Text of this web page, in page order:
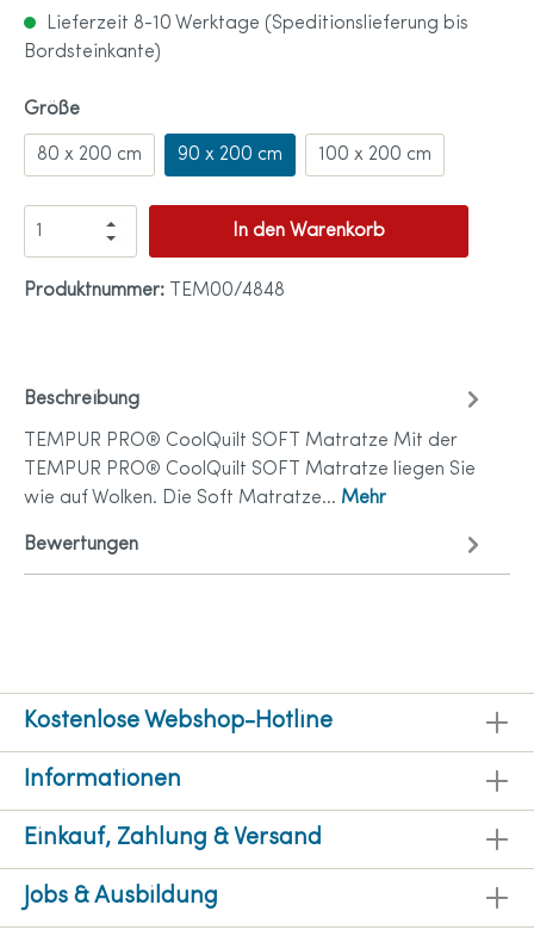
Lieferzeit 8-10 Werktage (Speditionslieferung bis
Bordsteinkante)
Größe
80 x 200 cm 90 x 200 cm 100 x 200 cm
In den Warenkorb
Produktnummer: TEM00/4848
Beschreibung
TEMPUR PRO® CoolQuilt SOFT Matratze Mit der
TEMPUR PRO® CoolQuilt SOFT Matratze liegen Sie
wie auf Wolken. Die Soft Matratze… Mehr
Bewertungen
Kostenlose Webshop-Hotline
Informationen
Einkauf, Zahlung & Versand
Jobs & Ausbildung